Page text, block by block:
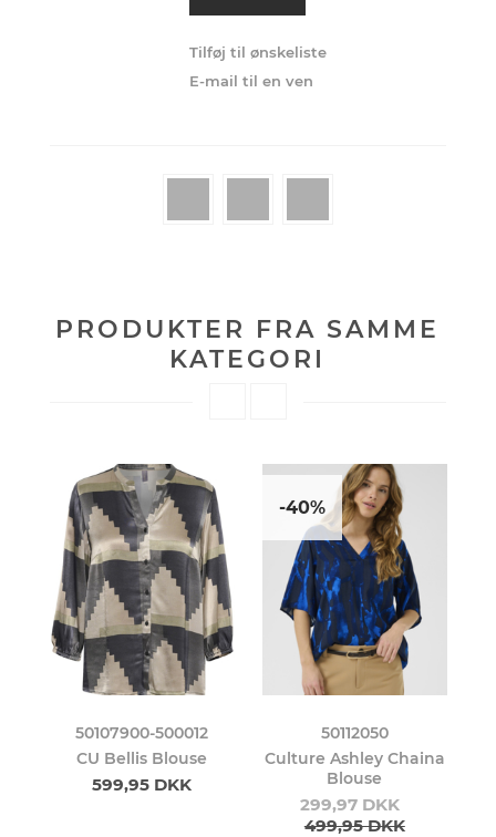
PRODUKTER FRA SAMME
KATEGORI
50107900-500012
CU Bellis Blouse
599,95 DKK
-40%
50112050
Culture Ashley Chaina
Blouse
299,97 DKK
499,95 DKK